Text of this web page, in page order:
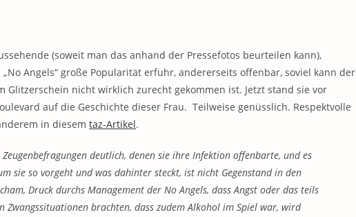
(soweit man das anhand der Pressefotos beurteilen kann),
Angels“ große Popularität erfuhr, andererseits offenbar, soviel kann der
nicht wirklich zurecht gekommen ist. Jetzt stand sie vor
auf die Geschichte dieser Frau. Teilweise genüsslich. Respektvolle
in diesem taz-Artikel.
deutlich, denen sie ihre Infektion offenbarte, und es
sie so vorgeht und was dahinter steckt, ist nicht Gegenstand in den
Druck durchs Management der No Angels, dass Angst oder das teils
Zwangssituationen brachten, dass zudem Alkohol im Spiel war, wird